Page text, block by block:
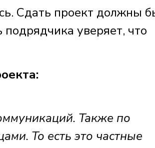
Сдать проект должны
уверяет, что
Также по
То есть это частные